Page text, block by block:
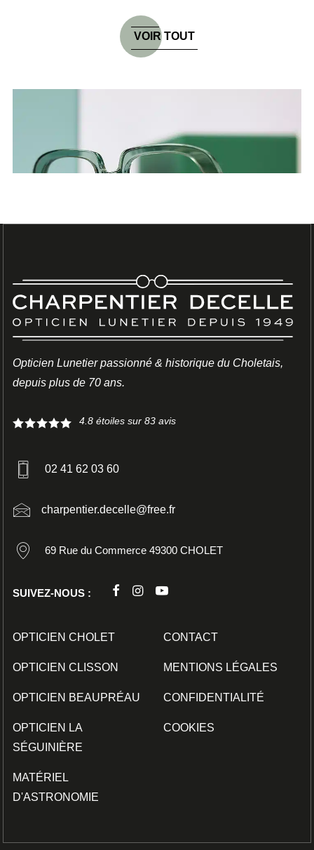
VOIR TOUT
VISION NOCTURNE : COMMENT BIEN VOIR LA NUIT
ET AU VOLANT
La conduite de nuit représente un véritable risque pour de
nombreux automobilistes. La visibilité réduite, les…
02 41 62 03 60
charpentier.decelle@free.fr
69 Rue du Commerce 49300 CHOLET
SUIVEZ-NOUS :
Opticien Lunetier passionné & historique du Choletais,
depuis plus de 70 ans.
4.8 étoiles sur 83 avis
OPTICIEN CHOLET
OPTICIEN CLISSON
OPTICIEN BEAUPRÉAU
OPTICIEN LA
SÉGUINIÈRE
MATÉRIEL
D'ASTRONOMIE
CONTACT
MENTIONS LÉGALES
CONFIDENTIALITÉ
COOKIES